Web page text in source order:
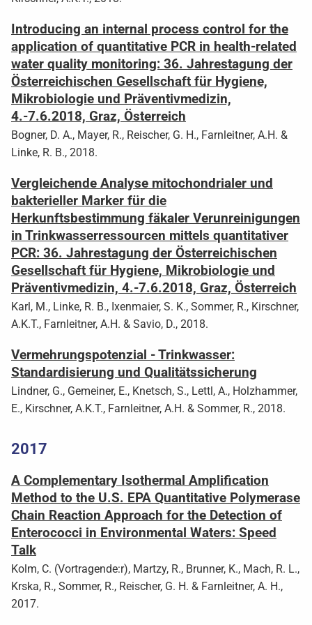
Introducing an internal process control for the
application of quantitative PCR in health-related
water quality monitoring: 36. Jahrestagung der
Österreichischen Gesellschaft für Hygiene,
Mikrobiologie und Präventivmedizin,
4.-7.6.2018, Graz, Österreich
Bogner, D. A., Mayer, R., Reischer, G. H., Farnleitner, A.H. &
Linke, R. B., 2018.
Vergleichende Analyse mitochondrialer und
bakterieller Marker für die
Herkunftsbestimmung fäkaler Verunreinigungen
in Trinkwasserressourcen mittels quantitativer
PCR: 36. Jahrestagung der Österreichischen
Gesellschaft für Hygiene, Mikrobiologie und
Präventivmedizin, 4.-7.6.2018, Graz, Österreich
Karl, M., Linke, R. B., Ixenmaier, S. K., Sommer, R., Kirschner,
A.K.T., Farnleitner, A.H. & Savio, D., 2018.
Vermehrungspotenzial - Trinkwasser:
Standardisierung und Qualitätssicherung
Lindner, G., Gemeiner, E., Knetsch, S., Lettl, A., Holzhammer,
E., Kirschner, A.K.T., Farnleitner, A.H. & Sommer, R., 2018.
2017
A Complementary Isothermal Amplification
Method to the U.S. EPA Quantitative Polymerase
Chain Reaction Approach for the Detection of
Enterococci in Environmental Waters: Speed
Talk
Kolm, C. (Vortragende:r), Martzy, R., Brunner, K., Mach, R. L.,
Krska, R., Sommer, R., Reischer, G. H. & Farnleitner, A. H.,
2017.